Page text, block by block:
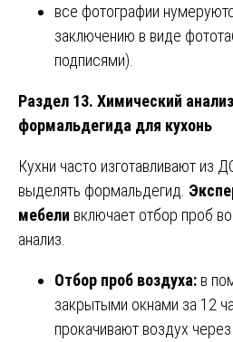
все фотографии
заключению в виде
подписями).
Раздел 13. Химический
формальдегида для кухонь
Кухни часто изготавливают из
выделять формальдегид.
мебели включает отбор проб
анализ.
Отбор проб воздуха: в
закрытыми окнами за 12
прокачивают воздух через